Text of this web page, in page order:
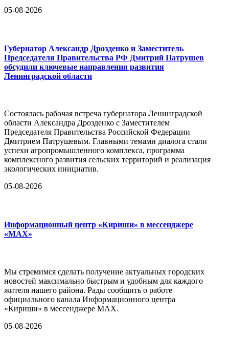
05-08-2026
Губернатор Александр Дрозденко и Заместитель
Председателя Правительства РФ Дмитрий Патрушев
обсудили ключевые направления развития
Ленинградской области
Состоялась рабочая встреча губернатора Ленинградской
области Александра Дрозденко с Заместителем
Председателя Правительства Российской Федерации
Дмитрием Патрушевым. Главными темами диалога стали
успехи агропромышленного комплекса, программа
комплексного развития сельских территорий и реализация
экологических инициатив.
05-08-2026
Информационный центр «Кириши» в мессенджере
«MAX»
Мы стремимся сделать получение актуальных городских
новостей максимально быстрым и удобным для каждого
жителя нашего района. Рады сообщить о работе
официального канала Информационного центра
«Кириши» в мессенджере MAX.
05-08-2026